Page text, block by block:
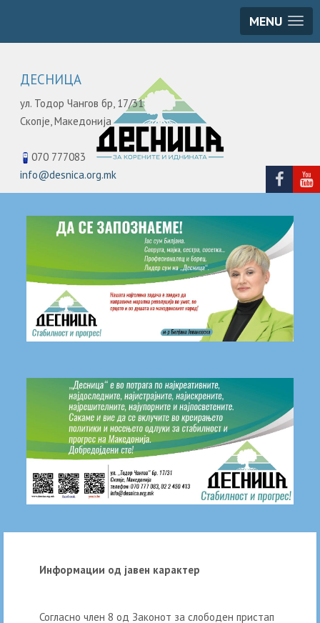
MENU
ДЕСНИЦА
ул. Тодор Чангов бр, 17/31
Скопје,Македонија
070 777083
info@desnica.org.mk
Информации од јавен карактер
Согласно член 8 од Законот за слободен пристап